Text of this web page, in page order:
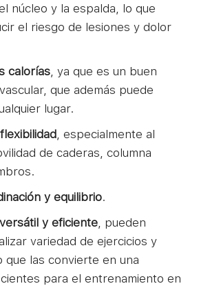
núcleo y la espalda, lo que
el riesgo de lesiones y dolor
calorías , ya que es un buen
que además puede
lugar.
, especialmente al
de caderas, columna
y equilibrio.
y eficiente , pueden
variedad de ejercicios y
que las convierte en una
para el entrenamiento en